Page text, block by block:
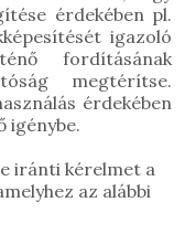
érdekében pl.
igazoló
fordításának
megtérítse.
érdekében
igénybe.
iránti kérelmet a
az alábbi